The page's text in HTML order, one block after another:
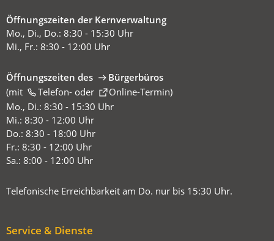
Öffnungszeiten der Kernverwaltung
Mo., Di., Do.: 8:30 - 15:30 Uhr
Mi., Fr.: 8:30 - 12:00 Uhr
Öffnungszeiten des
Bürgerbüros
(mit
Telefon-oder Online-Termin
(Öffnet
in
einem
neuen
Tab)
)
Mo., Di.: 8:30 - 15:30 Uhr
Mi.: 8:30 - 12:00 Uhr
Do.: 8:30 - 18:00 Uhr
Fr.: 8:30 - 12:00 Uhr
Sa.: 8:00 - 12:00 Uhr
Telefonische Erreichbarkeit am Do. nur bis 15:30 Uhr.
Service & Dienste